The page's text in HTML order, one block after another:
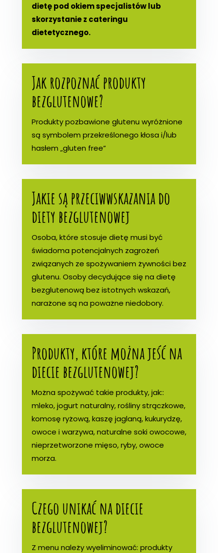
dietę pod okiem specjalistów lub
skorzystanie z cateringu
dietetycznego.
Jak rozpoznać produkty
bezglutenowe?
Produkty pozbawione glutenu wyróżnione
są symbolem przekreślonego kłosa i/lub
hasłem „gluten free”
Jakie są przeciwwskazania do
diety bezglutenowej
Osoba, które stosuje dietę musi być
świadoma potencjalnych zagrożeń
związanych ze spożywaniem żywności bez
glutenu. Osoby decydujące się na dietę
bezglutenową bez istotnych wskazań,
narażone są na poważne niedobory.
Produkty, które można jeść na
diecie bezglutenowej?
Można spożywać takie produkty, jak::
mleko, jogurt naturalny, rośliny strączkowe,
komosę ryżową, kaszę jaglaną, kukurydzę,
owoce i warzywa, naturalne soki owocowe,
nieprzetworzone mięso, ryby, owoce
morza.
Czego unikać na diecie
bezglutenowej?
Z menu należy wyeliminować: produkty